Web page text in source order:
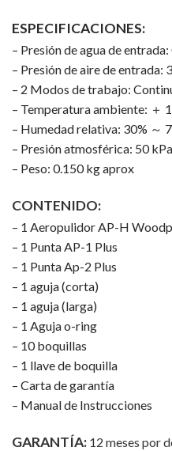
ESPECIFICACIONES:
– Presión de agua de
– Presión de aire de entrada:
– 2 Modos de trabajo:
– Temperatura ambiente: ＋
– Humedad relativa: 30% ～
– Presión atmosférica: 50 kPa
– Peso: 0.150 kg aprox
CONTENIDO:
– 1 Aeropulidor AP-H
– 1 Punta AP-1 Plus
– 1 Punta Ap-2 Plus
– 1 aguja (corta)
– 1 aguja (larga)
– 1 Aguja o-ring
– 10 boquillas
– 1 llave de boquilla
– Carta de garantía
– Manual de Instrucciones
GARANTÍA: 12 meses por